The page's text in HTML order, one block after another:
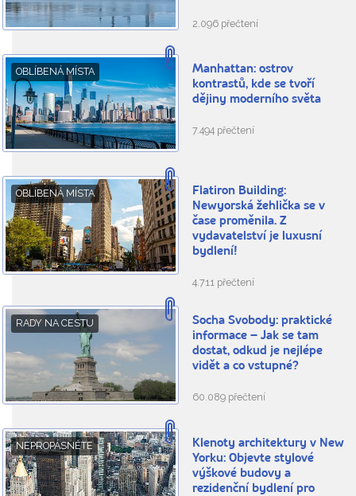
2.096 přečtení
OBLÍBENÁ MÍSTA
Manhattan: ostrov
kontrastů, kde se tvoří
dějiny moderního světa
7.494 přečtení
OBLÍBENÁ MÍSTA
Flatiron Building:
Newyorská žehlička se v
čase proměnila. Z
vydavatelství je luxusní
bydlení!
4.711 přečtení
RADY NA CESTU
Socha Svobody: praktické
informace – Jak se tam
dostat, odkud je nejlépe
vidět a co vstupné?
60.089 přečtení
NEPROPÁSNĚTE
Klenoty architektury v New
Yorku: Objevte stylové
výškové budovy a
rezidenční bydlení pro